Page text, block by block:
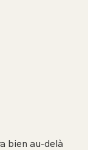
bien au-delà